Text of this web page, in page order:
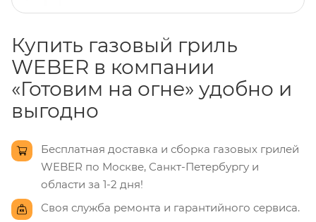
Купить газовый гриль
WEBER в компании
«Готовим на огне» удобно и
выгодно
Бесплатная доставка и сборка газовых грилей
WEBER по Москве, Санкт-Петербургу и
области за 1-2 дня!
Своя служба ремонта и гарантийного сервиса.